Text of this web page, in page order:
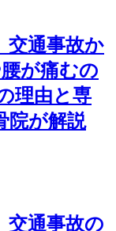
交通事故か
が痛むの
理由と専
院が解説
交通事故の